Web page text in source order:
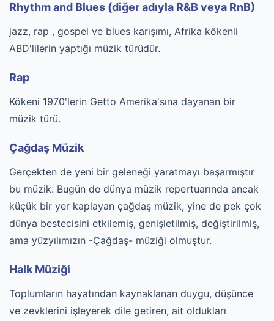
Rhythm and Blues (diğer adıyla R&B veya RnB)
jazz, rap , gospel ve blues karışımı, Afrika kökenli
ABD'lilerin yaptığı müzik türüdür.
Rap
Kökeni 1970'lerin Getto Amerika'sına dayanan bir
müzik türü.
Çağdaş Müzik
Gerçekten de yeni bir geleneği yaratmayı başarmıştır
bu müzik. Bugün de dünya müzik repertuarında ancak
küçük bir yer kaplayan çağdaş müzik, yine de pek çok
dünya bestecisini etkilemiş, genişletilmiş, değiştirilmiş,
ama yüzyılımızın -Çağdaş- müziği olmuştur.
Halk Müziği
Toplumların hayatından kaynaklanan duygu, düşünce
ve zevklerini işleyerek dile getiren, ait oldukları